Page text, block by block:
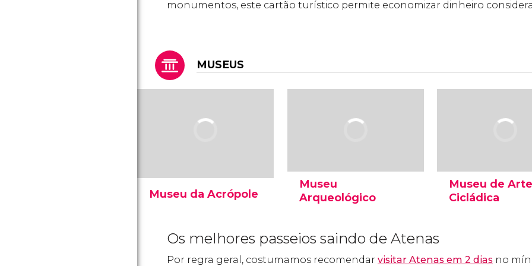
monumentos, este cartão turístico permite economizar dinheiro
MUSEUS
Museu da Acrópole
se tornou o museu mais
Atenas. Consulte toda as
Museu
Arqueológico
importante da Grécia em
Museu de Arte
Cicládica
Os melhores passeios saindo de Atenas
Por regra geral, costumamos recomendar visitar Atenas em 2 dias no